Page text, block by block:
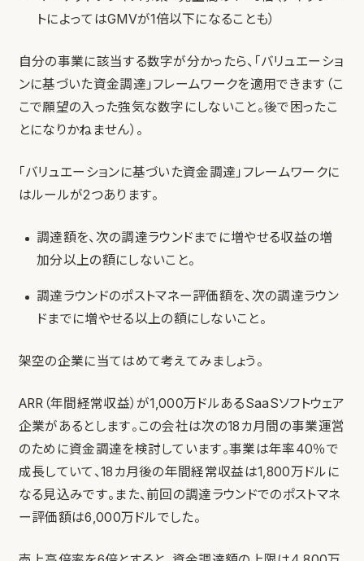
トによってはGMVが1倍以下になることも）
自分の事業に該当する数字が分かったら、「バリュエーショ
ンに基づいた資金調達」フレームワークを適用できます（こ
こで願望の入った強気な数字にしないこと。後で困ったこ
とになりかねません）。
「バリュエーションに基づいた資金調達」フレームワークに
はルールが2つあります。
調達額を、次の調達ラウンドまでに増やせる収益の増
加分以上の額にしないこと。
調達ラウンドのポストマネー評価額を、次の調達ラウン
ドまでに増やせる以上の額にしないこと。
架空の企業に当てはめて考えてみましょう。
ARR（年間経常収益）が1,000万ドルあるSaaSソフトウェア
企業があるとします。この会社は次の18カ月間の事業運営
のために資金調達を検討しています。事業は年率40％で
成長していて、18カ月後の年間経常収益は1,800万ドルに
なる見込みです。また、前回の調達ラウンドでのポストマネ
ー評価額は6,000万ドルでした。